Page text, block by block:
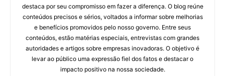
destaca por seu compromisso em fazer a diferença. O blog reúne
conteúdos precisos e sérios, voltados a informar sobre melhorias
e benefícios promovidos pelo nosso governo. Entre seus
conteúdos, estão matérias especiais, entrevistas com grandes
autoridades e artigos sobre empresas inovadoras. O objetivo é
levar ao público uma expressão fiel dos fatos e destacar o
impacto positivo na nossa sociedade.